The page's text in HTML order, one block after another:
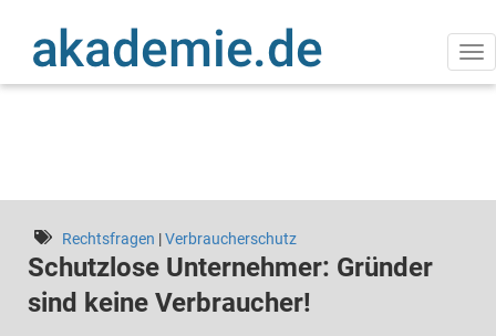
Inhalt
Rechtsfragen |Verbraucherschutz
Schutzlose Unternehmer: Gründer
sind keine Verbraucher!